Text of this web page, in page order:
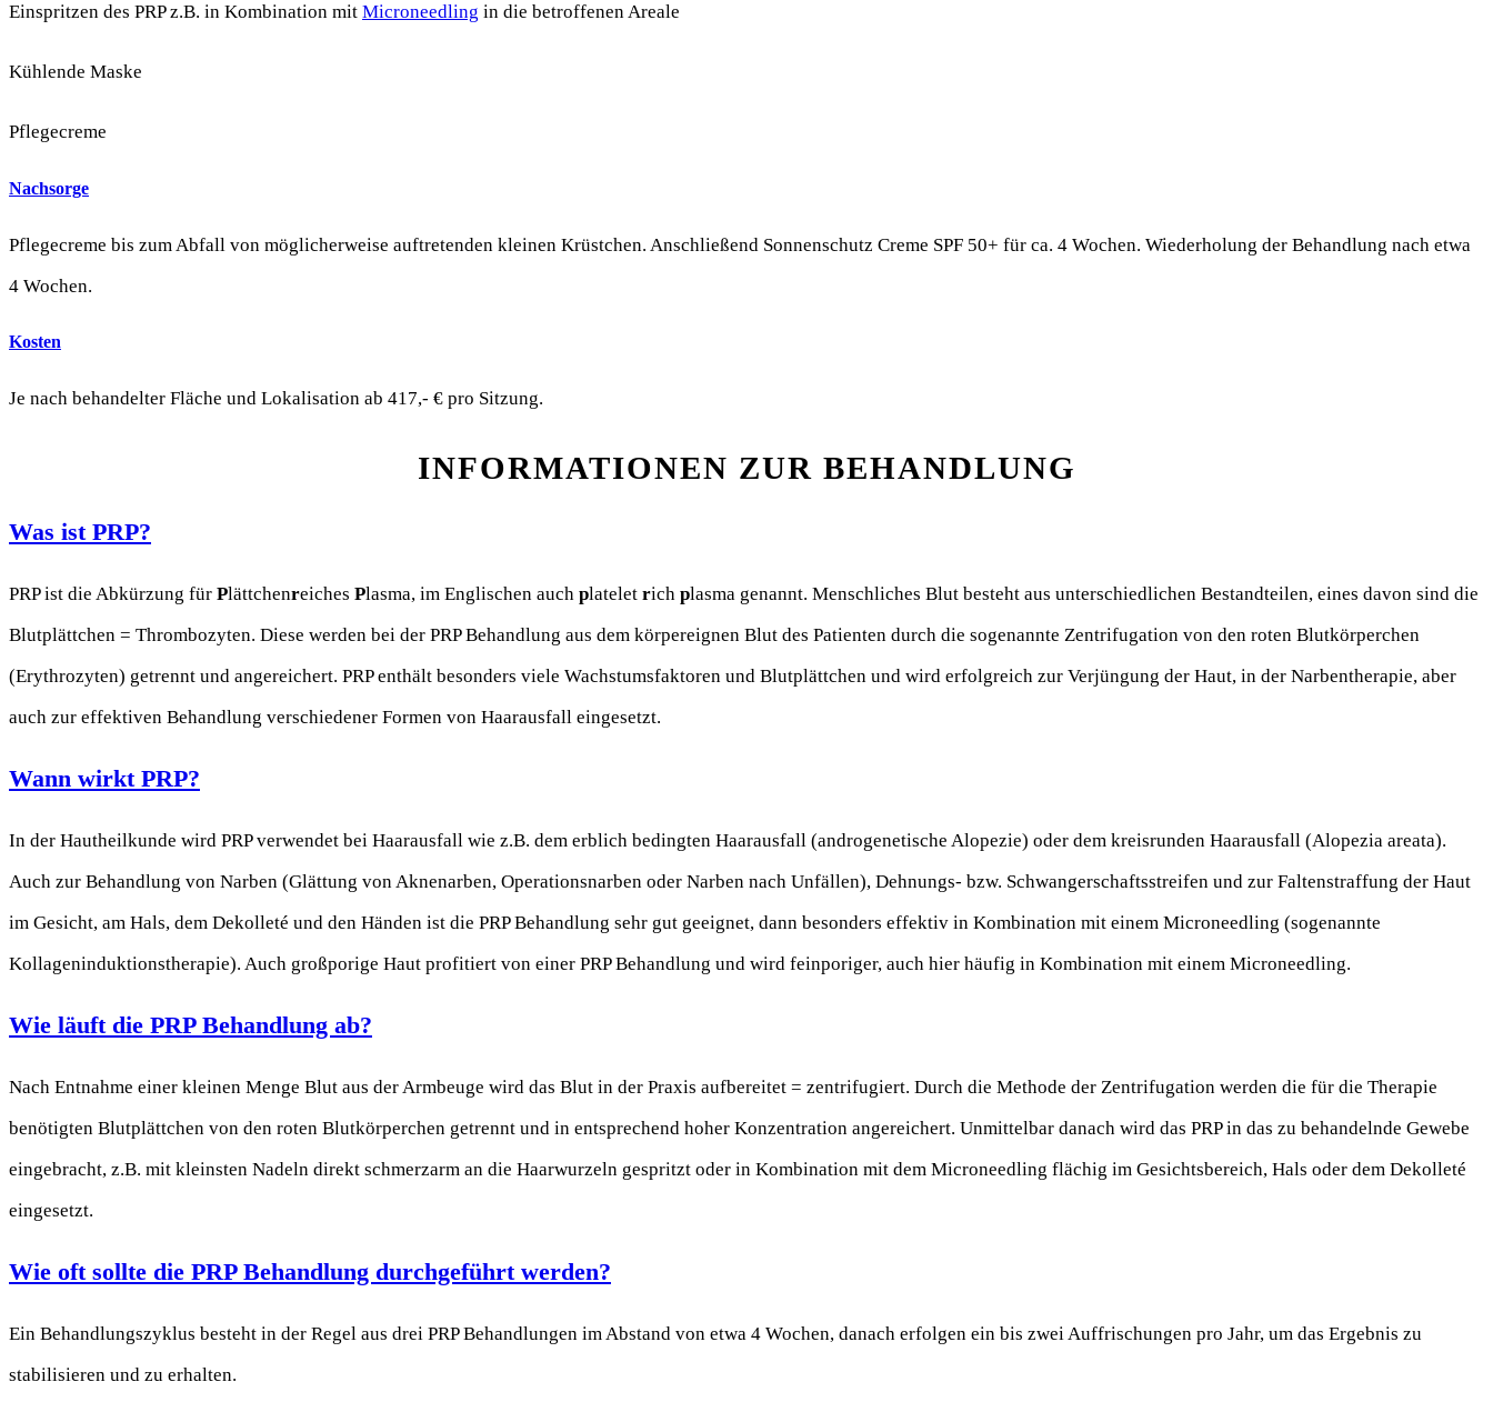
Einspritzen des PRP z.B. in Kombination mit Microneedling in die betroffenen Areale
Kühlende Maske
Pflegecreme
Nachsorge
Pflegecreme bis zum Abfall von möglicherweise auftretenden kleinen Krüstchen. Anschließend Sonnenschutz Creme SPF 50+ für ca. 4 Wochen. Wiederholung der Behandlung nach etwa
4 Wochen.
Kosten
Je nach behandelter Fläche und Lokalisation ab 417,- € pro Sitzung.
INFORMATIONEN ZUR BEHANDLUNG
Was ist PRP?
PRP ist die Abkürzung für Plättchenreiches Plasma, im Englischen auch platelet rich plasma genannt. Menschliches Blut besteht aus unterschiedlichen Bestandteilen, eines davon sind die
Blutplättchen = Thrombozyten. Diese werden bei der PRP Behandlung aus dem körpereignen Blut des Patienten durch die sogenannte Zentrifugation von den roten Blutkörperchen
(Erythrozyten) getrennt und angereichert. PRP enthält besonders viele Wachstumsfaktoren und Blutplättchen und wird erfolgreich zur Verjüngung der Haut, in der Narbentherapie, aber
auch zur effektiven Behandlung verschiedener Formen von Haarausfall eingesetzt.
Wann wirkt PRP?
In der Hautheilkunde wird PRP verwendet bei Haarausfall wie z.B. dem erblich bedingten Haarausfall (androgenetische Alopezie) oder dem kreisrunden Haarausfall (Alopezia areata).
Auch zur Behandlung von Narben (Glättung von Aknenarben, Operationsnarben oder Narben nach Unfällen), Dehnungs- bzw. Schwangerschaftsstreifen und zur Faltenstraffung der Haut
im Gesicht, am Hals, dem Dekolleté und den Händen ist die PRP Behandlung sehr gut geeignet, dann besonders effektiv in Kombination mit einem Microneedling (sogenannte
Kollageninduktionstherapie). Auch großporige Haut profitiert von einer PRP Behandlung und wird feinporiger, auch hier häufig in Kombination mit einem Microneedling.
Wie läuft die PRP Behandlung ab?
Nach Entnahme einer kleinen Menge Blut aus der Armbeuge wird das Blut in der Praxis aufbereitet = zentrifugiert. Durch die Methode der Zentrifugation werden die für die Therapie
benötigten Blutplättchen von den roten Blutkörperchen getrennt und in entsprechend hoher Konzentration angereichert. Unmittelbar danach wird das PRP in das zu behandelnde Gewebe
eingebracht, z.B. mit kleinsten Nadeln direkt schmerzarm an die Haarwurzeln gespritzt oder in Kombination mit dem Microneedling flächig im Gesichtsbereich, Hals oder dem Dekolleté
eingesetzt.
Wie oft sollte die PRP Behandlung durchgeführt werden?
Ein Behandlungszyklus besteht in der Regel aus drei PRP Behandlungen im Abstand von etwa 4 Wochen, danach erfolgen ein bis zwei Auffrischungen pro Jahr, um das Ergebnis zu
stabilisieren und zu erhalten.